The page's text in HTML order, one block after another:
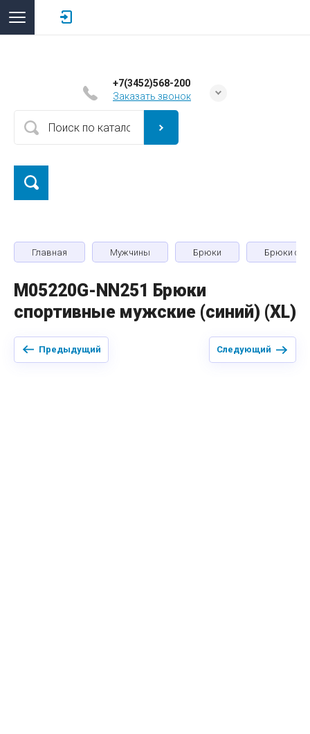
+7(3452)568-200
Заказать звонок
Главная Мужчины Брюки Брюки
M05220G-NN251 Брюки
спортивные мужские (синий) (XL)
Предыдущий Следующий